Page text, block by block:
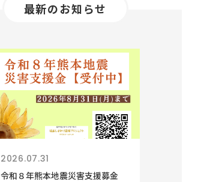
最新のお知らせ
2026.07.31
令和８年熊本地震災害支援募金